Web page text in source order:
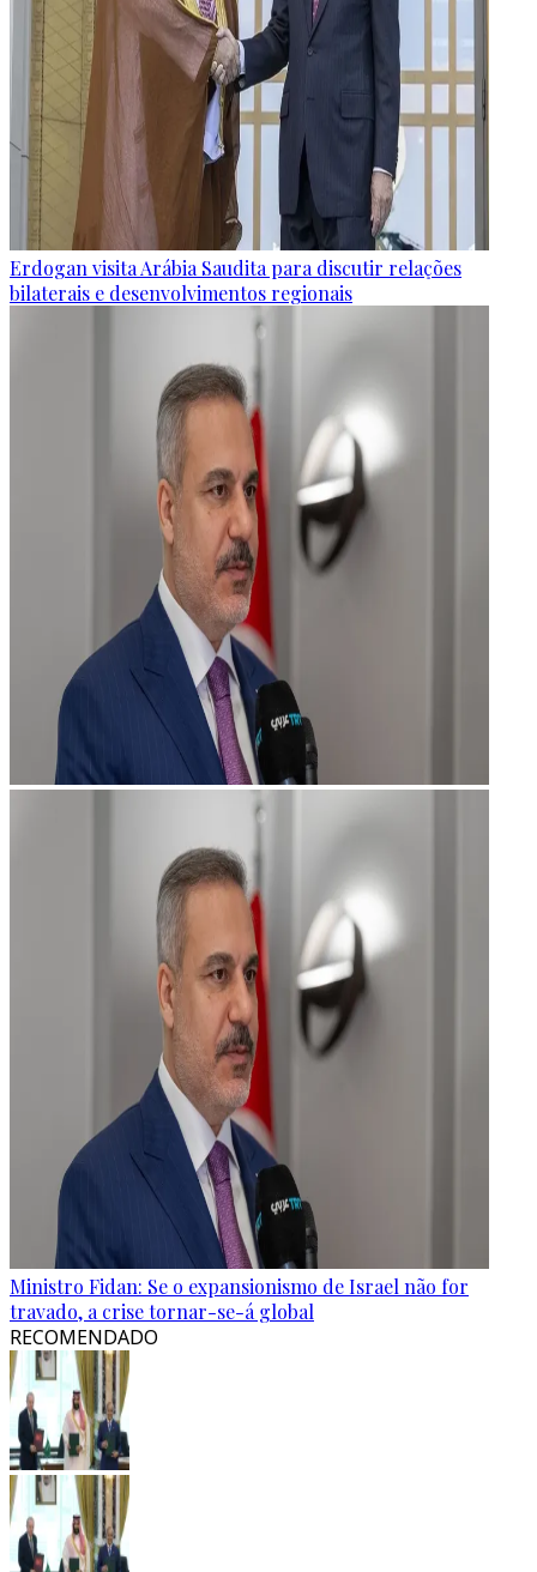
Erdogan visita Arábia Saudita para discutir relações
bilaterais e desenvolvimentos regionais
Ministro Fidan: Se o expansionismo de Israel não for
travado, a crise tornar-se-á global
RECOMENDADO